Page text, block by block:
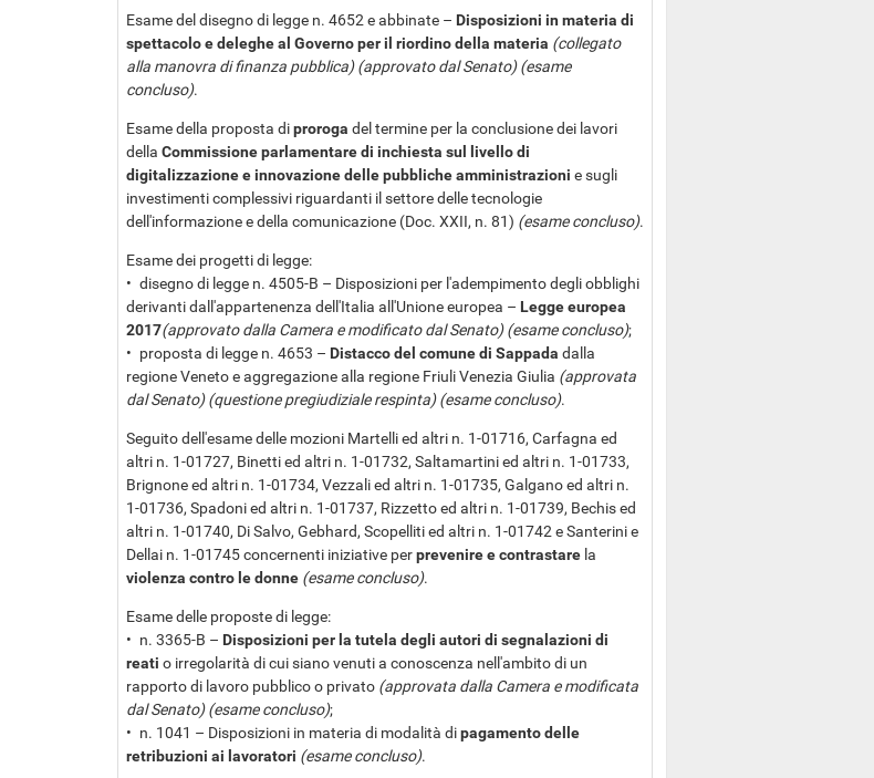
Esame del disegno di legge n. 4652 e abbinate – Disposizioni in materia di
spettacolo e deleghe al Governo per il riordino della materia (collegato
alla manovra di finanza pubblica) (approvato dal Senato) (esame
concluso).
Esame della proposta diproroga del termine per la conclusione dei lavori
della Commissione parlamentare di inchiesta sul livello di
digitalizzazione e innovazione delle pubbliche amministrazioni e sugli
investimenti complessivi riguardanti il settore delle tecnologie
dell'informazione e della comunicazione (Doc. XXII, n. 81) (esame concluso).
Esame dei progetti di legge:
• disegno di legge n. 4505-B – Disposizioni per l'adempimento degli obblighi
derivanti dall'appartenenza dell'Italia all'Unione europea – Legge europea
2017(approvato dalla Camera e modificato dal Senato) (esame concluso);
• proposta di legge n. 4653 – Distacco del comune di Sappada dalla
regione Veneto e aggregazione alla regione Friuli Venezia Giulia (approvata
dal Senato) (questione pregiudiziale respinta) (esame concluso).
Seguito dell'esame delle mozioni Martelli ed altri n. 1-01716, Carfagna ed
altri n. 1-01727, Binetti ed altri n. 1-01732, Saltamartini ed altri n. 1-01733,
Brignone ed altri n. 1-01734, Vezzali ed altri n. 1-01735, Galgano ed altri n.
1-01736, Spadoni ed altri n. 1-01737, Rizzetto ed altri n. 1-01739, Bechis ed
altri n. 1-01740, Di Salvo, Gebhard, Scopelliti ed altri n. 1-01742 e Santerini e
Dellai n. 1-01745 concernenti iniziative perprevenire e contrastare la
violenza contro le donne (esame concluso).
Esame delle proposte di legge:
• n. 3365-B – Disposizioni per la tutela degli autori di segnalazioni di
reati o irregolarità di cui siano venuti a conoscenza nell'ambito di un
rapporto di lavoro pubblico o privato (approvata dalla Camera e modificata
dal Senato) (esame concluso);
• n. 1041 – Disposizioni in materia di modalità dipagamento delle
retribuzioni ai lavoratori (esame concluso).